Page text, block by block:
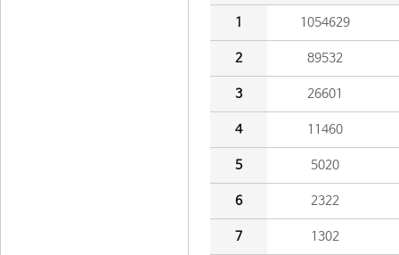
1 1054629
2 89532
3 26601
4 11460
5 5020
6 2322
7 1302